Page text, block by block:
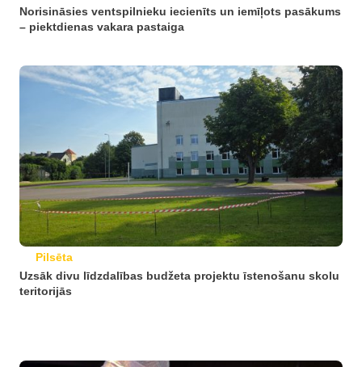
Norisināsies ventspilnieku iecienīts un iemīļots pasākums
– piektdienas vakara pastaiga
Pilsēta
Uzsāk divu līdzdalības budžeta projektu īstenošanu skolu
teritorijās